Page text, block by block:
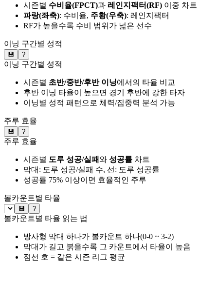
시즌별 수비율(FPCT)과 레인지팩터(RF) 이중 차트
파랑(좌축): 수비율, 주황(우축): 레인지팩터
RF가 높을수록 수비 범위가 넓은 선수
이닝 구간별 성적
💾 ?
이닝 구간별 성적
시즌별 초반/중반/후반 이닝에서의 타율 비교
후반 이닝 타율이 높으면 경기 후반에 강한 타자
이닝별 성적 패턴으로 체력/집중력 분석 가능
주루 효율
💾 ?
주루 효율
시즌별 도루 성공/실패와 성공률 차트
막대: 도루 성공/실패 수, 선: 도루 성공률
성공률 75% 이상이면 효율적인 주루
볼카운트별 타율
💾 ?
볼카운트별 타율 읽는 법
방사형 막대 하나가 볼카운트 하나(0-0 ~ 3-2)
막대가 길고 붉을수록 그 카운트에서 타율이 높음
점선 호 = 같은 시즌 리그 평균